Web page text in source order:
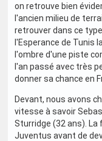
on retrouve bien
l'ancien milieu de
retrouver dans ce
l'Esperance de Tunis
l'ombre d'une piste
l'an passé avec très
donner sa chance en
Devant, nous avons
vitesse à savoir
Sturridge (32 ans). La
Juventus avant de